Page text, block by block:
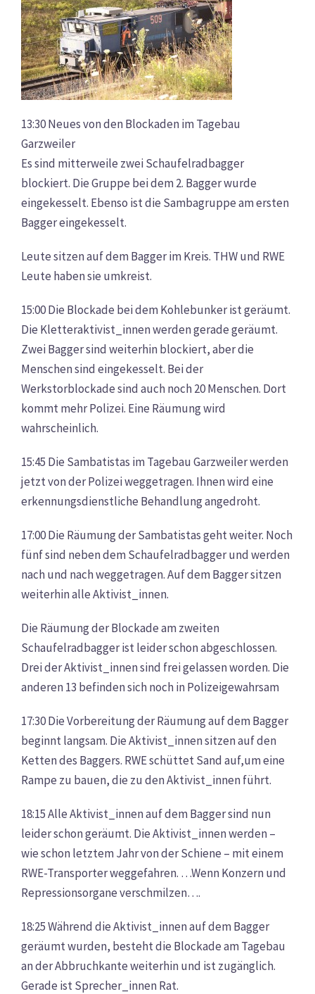
13:30 Neues von den Blockaden im Tagebau
Garzweiler
Es sind mitterweile zwei Schaufelradbagger
blockiert. Die Gruppe bei dem 2. Bagger wurde
eingekesselt. Ebenso ist die Sambagruppe am ersten
Bagger eingekesselt.
Leute sitzen auf dem Bagger im Kreis. THW und RWE
Leute haben sie umkreist.
15:00 Die Blockade bei dem Kohlebunker ist geräumt.
Die Kletteraktivist_innen werden gerade geräumt.
Zwei Bagger sind weiterhin blockiert, aber die
Menschen sind eingekesselt. Bei der
Werkstorblockade sind auch noch 20 Menschen. Dort
kommt mehr Polizei. Eine Räumung wird
wahrscheinlich.
15:45 Die Sambatistas im Tagebau Garzweiler werden
jetzt von der Polizei weggetragen. Ihnen wird eine
erkennungsdienstliche Behandlung angedroht.
17:00 Die Räumung der Sambatistas geht weiter. Noch
fünf sind neben dem Schaufelradbagger und werden
nach und nach weggetragen. Auf dem Bagger sitzen
weiterhin alle Aktivist_innen.
Die Räumung der Blockade am zweiten
Schaufelradbagger ist leider schon abgeschlossen.
Drei der Aktivist_innen sind frei gelassen worden. Die
anderen 13 befinden sich noch in Polizeigewahrsam
17:30 Die Vorbereitung der Räumung auf dem Bagger
beginnt langsam. Die Aktivist_innen sitzen auf den
Ketten des Baggers. RWE schüttet Sand auf,um eine
Rampe zu bauen, die zu den Aktivist_innen führt.
18:15 Alle Aktivist_innen auf dem Bagger sind nun
leider schon geräumt. Die Aktivist_innen werden –
wie schon letztem Jahr von der Schiene – mit einem
RWE-Transporter weggefahren. …Wenn Konzern und
Repressionsorgane verschmilzen….
18:25 Während die Aktivist_innen auf dem Bagger
geräumt wurden, besteht die Blockade am Tagebau
an der Abbruchkante weiterhin und ist zugänglich.
Gerade ist Sprecher_innen Rat.